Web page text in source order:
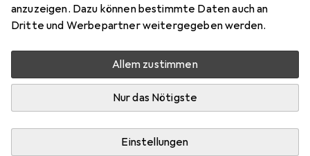
anzuzeigen. Dazu können bestimmte Daten auch an
Dritte und Werbepartner weitergegeben werden.
Allem zustimmen
Nur das Nötigste
Einstellungen